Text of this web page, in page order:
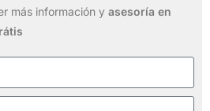
más información y asesoría en